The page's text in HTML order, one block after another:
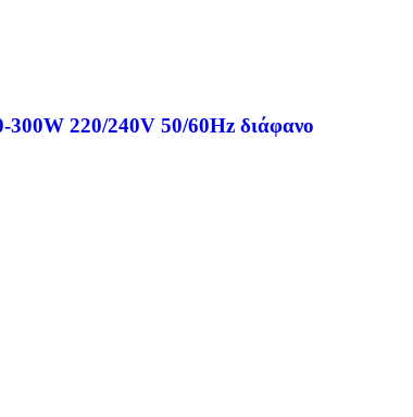
300W 220/240V 50/60Hz διάφανο